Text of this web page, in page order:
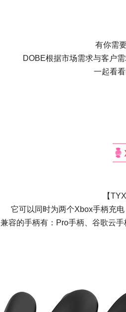
有你需
DOBE根据市场需求与客户
一起看
【
它可以同时为两个Xbox手柄充
兼容的手柄有：Pro手柄、谷歌云